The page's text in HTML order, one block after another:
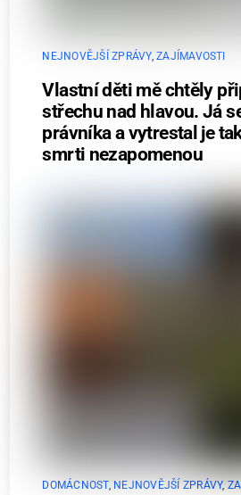
NEJNOVĚJŠÍ ZPRÁVY,ZAJÍMAVOSTI
Vlastní děti mě chtěly
střechu nad hlavou. Já
právníka a vytrestal je
smrti nezapomenou
DOMÁCNOST, NEJNOVĚJŠÍ ZPRÁVY,